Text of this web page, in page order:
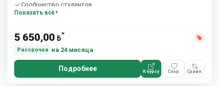
Сообщество студентов
Показать всё
5 650,00 ƃ*
Рассрочка на 24 месяца
Подробнее К курсу Сохр. Сравн.